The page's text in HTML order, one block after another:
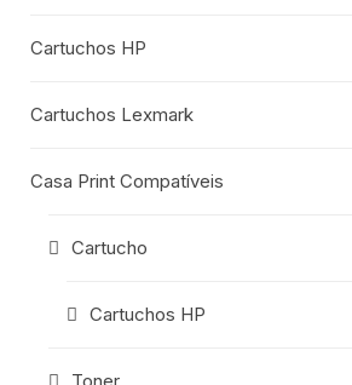
Cartuchos HP
Cartuchos Lexmark
Casa Print Compatíveis
Cartucho
Cartuchos HP